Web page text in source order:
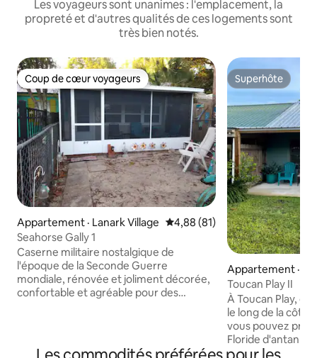
Les voyageurs sont unanimes : l'emplacement, la
propreté et d'autres qualités de ces logements sont
très bien notés.
Coup de cœur voyageurs
Coup de cœur voyageurs
Appartement · Lanark Village Note moyenne de 4,88 sur 5,
4,88 (81)
Seahorse Gally 1
Caserne militaire nostalgique de
l'époque de la Seconde Guerre
mondiale, rénovée et joliment décorée,
confortable et agréable pour des
quelques minutes en voiture de
Superhôte
Superhôte
Appartement ·
Toucan Play II
À Toucan Play,
le long de la côte
vous pouvez
Floride d'antan le
plus vierge de